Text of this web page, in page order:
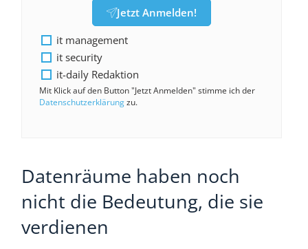
Jetzt Anmelden!
it management
it security
it-daily Redaktion
Mit Klick auf den Button "Jetzt Anmelden" stimme ich der
Datenschutzerklärungzu.
Datenräume haben noch
nicht die Bedeutung, die sie
verdienen